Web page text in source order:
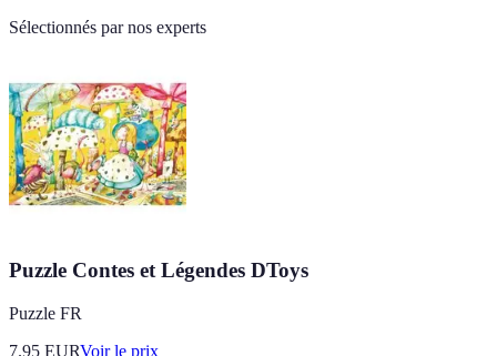
Sélectionnés par nos experts
Puzzle Contes et Légendes DToys
Puzzle FR
7.95 EURVoir le prix